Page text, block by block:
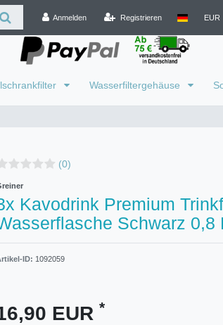
Anmelden Registrieren EUR
Wasserfiltergehäuse
(0)
Kavodrink Premium
Schwarz 0,8
ID: 1092059
EUR *